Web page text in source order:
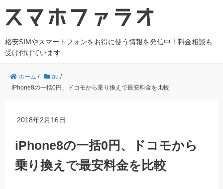
格安SIMやスマートフォンをお得に使う情報を発信中！料金相談も
受け付けています
ホーム / au /
iPhone8の一括0円、ドコモから乗り換えで最安料金を比較
2018年2月16日
iPhone8の一括0円、ドコモから
乗り換えで最安料金を比較